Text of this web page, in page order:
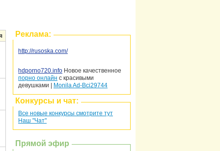
Реклама:
http://rusoska.com/
hdporno720.info Новое качественное
порно онлайн c красивыми
девушками |
Monila Ad-Bci29744
Конкурсы и чат:
Все новые конкурсы смотрите тут
Наш "Чат"
Прямой эфир